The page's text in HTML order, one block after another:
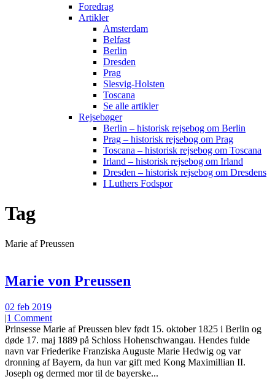
Foredrag
Artikler
Amsterdam
Belfast
Berlin
Dresden
Prag
Slesvig-Holsten
Toscana
Se alle artikler
Rejsebøger
Berlin – historisk rejsebog om Berlin
Prag – historisk rejsebog om Prag
Toscana – historisk rejsebog om Toscana
Irland – historisk rejsebog om Irland
Dresden – historisk rejsebog om Dresdens
I Luthers Fodspor
Tag
Marie af Preussen
Marie von Preussen
02 feb 2019
|1 Comment
Prinsesse Marie af Preussen blev født 15. oktober 1825 i Berlin og
døde 17. maj 1889 på Schloss Hohenschwangau. Hendes fulde
navn var Friederike Franziska Auguste Marie Hedwig og var
dronning af Bayern, da hun var gift med Kong Maximillian II.
Joseph og dermed mor til de bayerske...